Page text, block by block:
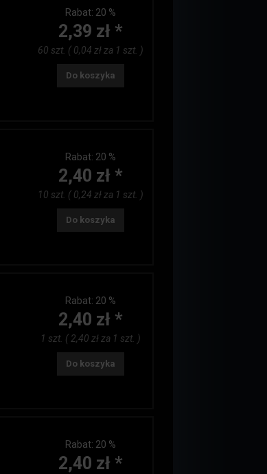
Rabat: 20 %
2,39 zł *
60 szt. ( 0,04 zł za 1 szt. )
Do koszyka
Rabat: 20 %
2,40 zł *
10 szt. ( 0,24 zł za 1 szt. )
Do koszyka
Rabat: 20 %
2,40 zł *
1 szt. ( 2,40 zł za 1 szt. )
Do koszyka
Rabat: 20 %
2,40 zł *